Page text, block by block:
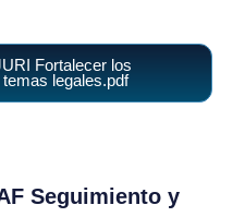
Fortalecer los
legales.pdf
Seguimiento y